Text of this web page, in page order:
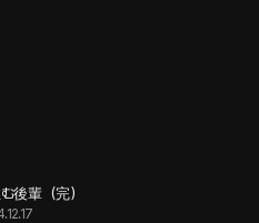
後輩（完）